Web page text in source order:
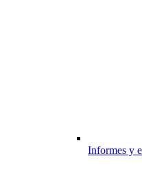
Informes y